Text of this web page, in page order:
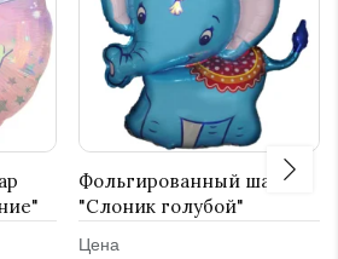
Фольгированный шар
"Слоник голубой"
Цена